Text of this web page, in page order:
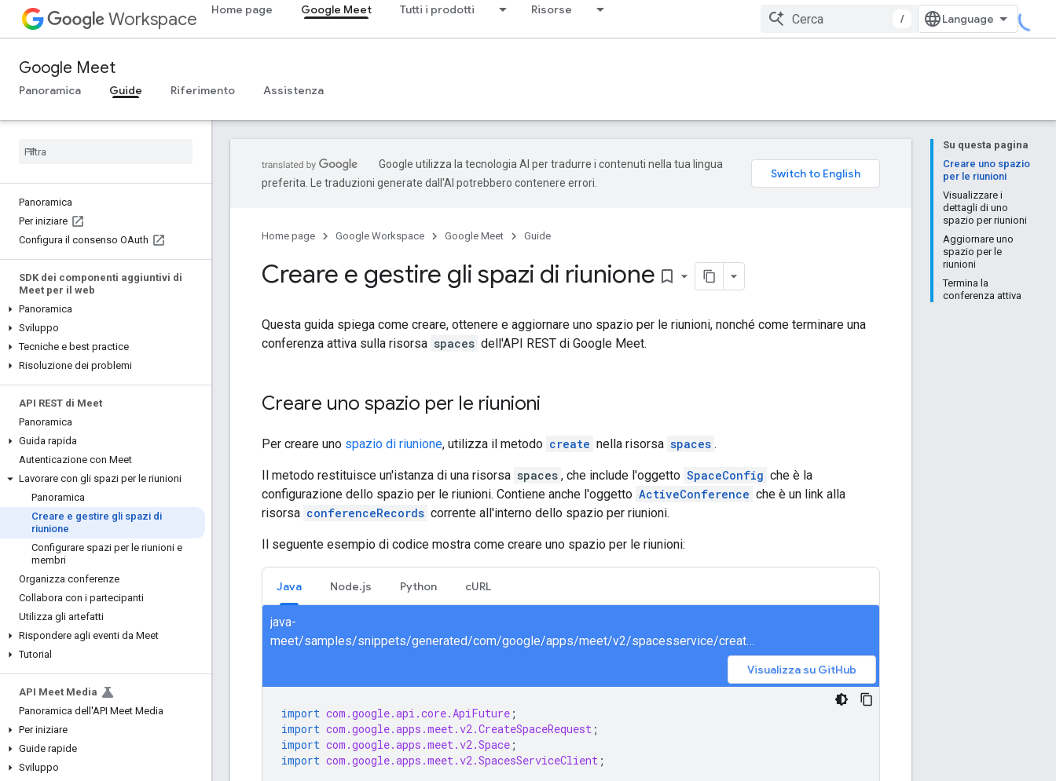
Workspace Home page Google Meet Tutti i prodotti Risorse
/
Google Meet
Panoramica Guide Riferimento Assistenza
Panoramica
Per iniziare
Configura il consenso OAuth
SDK dei componenti aggiuntivi di
Meet per il web
Panoramica
Sviluppo
Tecniche e best practice
Risoluzione dei problemi
API REST di Meet
Panoramica
Guida rapida
Autenticazione con Meet
Lavorare con gli spazi per le riunioni
Panoramica
Creare e gestire gli spazi di
riunione
Configurare spazi per le riunioni e
membri
Organizza conferenze
Collabora con i partecipanti
Utilizza gli artefatti
Rispondere agli eventi da Meet
Tutorial
API Meet Media
Panoramica dell'API Meet Media
Per iniziare
Guide rapide
Sviluppo
Su questa pagina
Creare uno spazio
per le riunioni
Visualizzare i
dettagli di uno
spazio per riunioni
Aggiornare uno
spazio per le
riunioni
Termina la
conferenza attiva
Google utilizza la tecnologia AI per tradurre i contenuti nella tua lingua
preferita. Le traduzioni generate dall'AI potrebbero contenere errori.
Home page Google Workspace Google Meet Guide
Creare e gestire gli spazi di riunione bookmark_border
Questa guida spiega come creare, ottenere e aggiornare uno spazio per le riunioni, nonché come terminare una
conferenza attiva sulla risorsa spaces dell'API REST di Google Meet.
Creare uno spazio per le riunioni
Per creare uno spazio di riunione, utilizza il metodo create nella risorsa spaces .
Il metodo restituisce un'istanza di una risorsa spaces , che include l'oggetto SpaceConfig che è la
configurazione dello spazio per le riunioni. Contiene anche l'oggetto ActiveConference che è un link alla
risorsa conferenceRecords corrente all'interno dello spazio per riunioni.
Il seguente esempio di codice mostra come creare uno spazio per le riunioni:
Java Node.js Python cURL
java-
meet/samples/snippets/generated/com/google/apps/meet/v2/spacesservice/createspace/AsyncCreateSpace.java
Visualizza su GitHub
import com.google.api.core.ApiFuture ;
import com.google.apps.meet.v2.CreateSpaceRequest ;
import com.google.apps.meet.v2.Space ;
import com.google.apps.meet.v2.SpacesServiceClient ;